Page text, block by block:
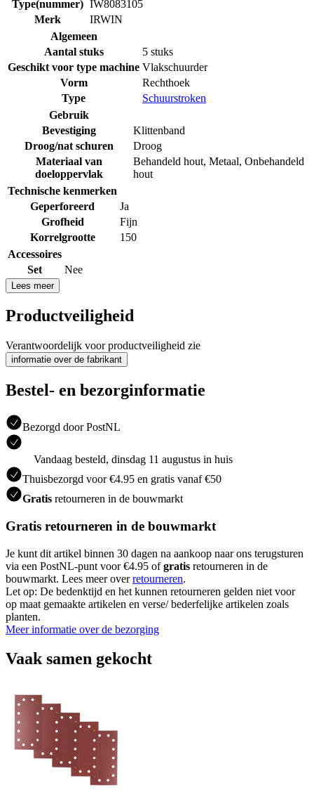
Type(nummer) IW8083105
Merk
IRWIN
Algemeen
Aantal stuks
5 stuks
Geschikt voor type machine Vlakschuurder
Vorm
Rechthoek
Type
Schuurstroken
Gebruik
Bevestiging
Klittenband
Droog/nat schuren
Droog
Materiaal van
doeloppervlak
Behandeld hout, Metaal, Onbehandeld
hout
Technische kenmerken
Geperforeerd
Ja
Grofheid
Fijn
Korrelgrootte
150
Accessoires
Set
Nee
Lees meer
Productveiligheid
Verantwoordelijk voor productveiligheid zie
informatie over de fabrikant
Bestel- en bezorginformatie
Bezorgd door PostNL
Vandaag besteld, dinsdag 11 augustus in huis
Thuisbezorgd voor €4.95 en gratis vanaf €50
Gratis retourneren in de bouwmarkt
Gratis retourneren in de bouwmarkt
Je kunt dit artikel binnen 30 dagen na aankoop naar ons terugsturen
via een PostNL-punt voor €4.95 ofgratis retourneren in de
bouwmarkt. Lees meer overretourneren.
Let op: De bedenktijd en het kunnen retourneren gelden niet voor
op maat gemaakte artikelen en verse/ bederfelijke artikelen zoals
planten.
Meer informatie over de bezorging
Vaak samen gekocht